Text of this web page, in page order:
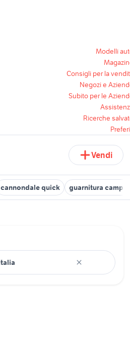
Modelli
Consigli per la
Negozi e
Subito per le
Ricerche
Vendi
cannondale quick guarnitura